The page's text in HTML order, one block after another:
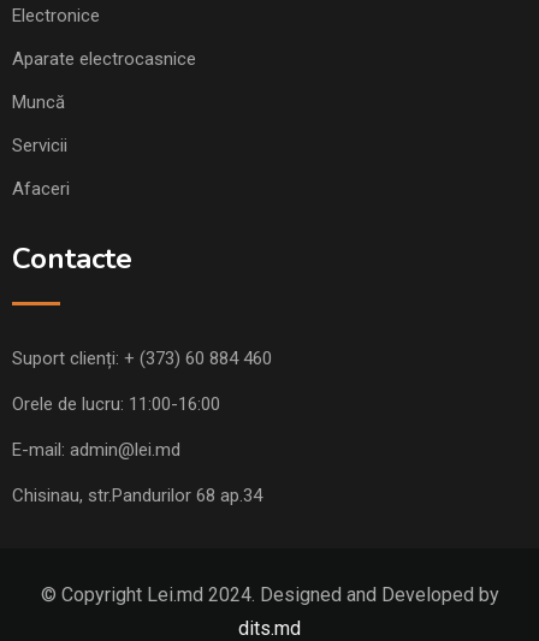
Electronice
Aparate electrocasnice
Muncă
Servicii
Afaceri
Contacte
Suport clienți: + (373) 60 884 460
Orele de lucru: 11:00-16:00
E-mail: admin@lei.md
Chisinau, str.Pandurilor 68 ap.34
© Copyright Lei.md 2024. Designed and Developed by
dits.md